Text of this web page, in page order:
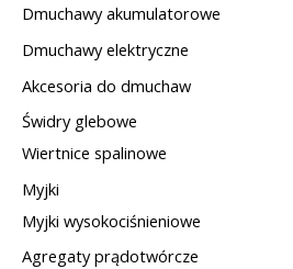
Dmuchawy akumulatorowe
Dmuchawy elektryczne
Akcesoria do dmuchaw
Świdry glebowe
Wiertnice spalinowe
Myjki
Myjki wysokociśnieniowe
Agregaty prądotwórcze